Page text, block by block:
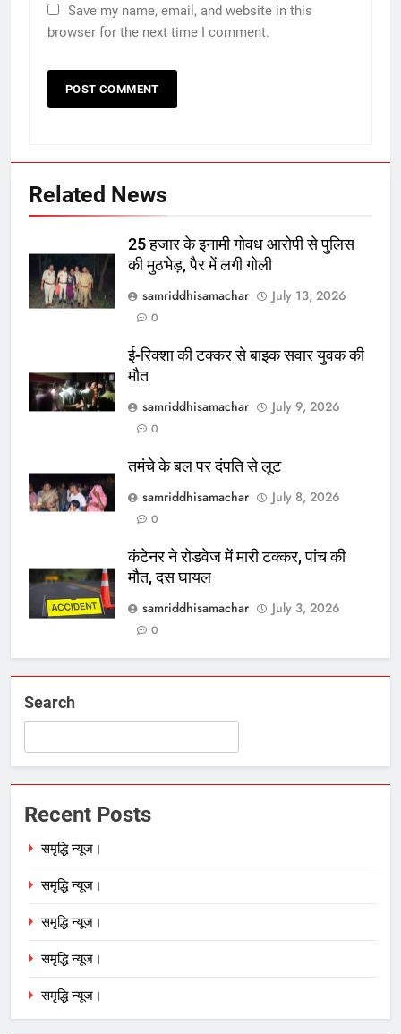
Save my name, email, and website in this
browser for the next time I comment.
Related News
25 हजार के इनामी गोवध आरोपी से पुलिस
की मुठभेड़, पैर में लगी गोली
samriddhisamachar
July 13, 2026
0
ई-रिक्शा की टक्कर से बाइक सवार युवक की
मौत
samriddhisamachar
July 9, 2026
0
तमंचे के बल पर दंपति से लूट
samriddhisamachar
July 8, 2026
0
कंटेनर ने रोडवेज में मारी टक्कर, पांच की
मौत, दस घायल
samriddhisamachar
July 3, 2026
0
Search
Recent Posts
समृद्धि न्यूज।
समृद्धि न्यूज।
समृद्धि न्यूज।
समृद्धि न्यूज।
समृद्धि न्यूज।